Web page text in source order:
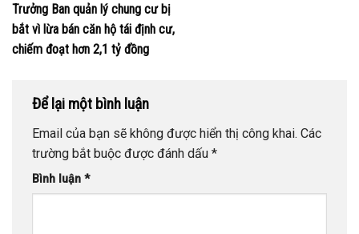
Trưởng Ban quản lý chung cư bị
bắt vì lừa bán căn hộ tái định cư,
chiếm đoạt hơn 2,1 tỷ đồng
Để lại một bình luận
Email của bạn sẽ không được hiển thị công khai. Các
trường bắt buộc được đánh dấu *
Bình luận *